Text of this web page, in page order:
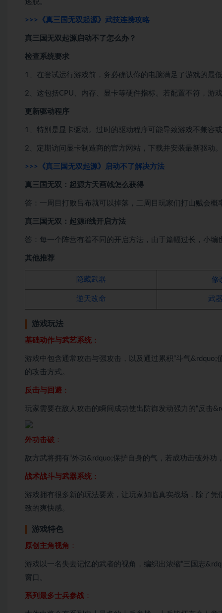
逃脱。
>>>《真三国无双起源》武技连携攻略
真三国无双起源启动不了怎么办？
检查系统要求
1、在尝试运行游戏前，务必确认你的电脑满足了游戏的最
2、这包括CPU、内存、显卡等硬件指标。若配置不符，游
更新驱动程序
1、特别是显卡驱动。过时的驱动程序可能导致游戏不兼容
2、定期访问显卡制造商的官方网站，下载并安装最新驱动。
>>>《真三国无双起源》启动不了解决方法
真三国无双：起源方天画戟怎么获得
答：一周目打败吕布就可以掉落，二周目玩家们打山贼会
真三国无双：起源if线开启方法
答：每一个阵营有着不同的开启方法，由于篇幅过长，小编
其他推荐
隐藏武器 修
逆天改命 武
游戏玩法
基础动作与武艺系统 ：
游戏中包含通常攻击与强攻击，以及通过累积“斗气
的攻击方式。
反击与回避 ：
玩家需要在敌人攻击的瞬间成功使出防御发动强力的“反击
外功击破 ：
敌方武将拥有“外功&rdquo;保护自身的气，若成功击破外
战术战斗与武器系统 ：
游戏拥有很多新的玩法要素，让玩家如临真实战场，除了
致的爽快感。
游戏特色
原创主角视角 ：
游戏以一名失去记忆的武者的视角，编织出浓缩“三国志
窗口。
系列最多士兵参战 ：